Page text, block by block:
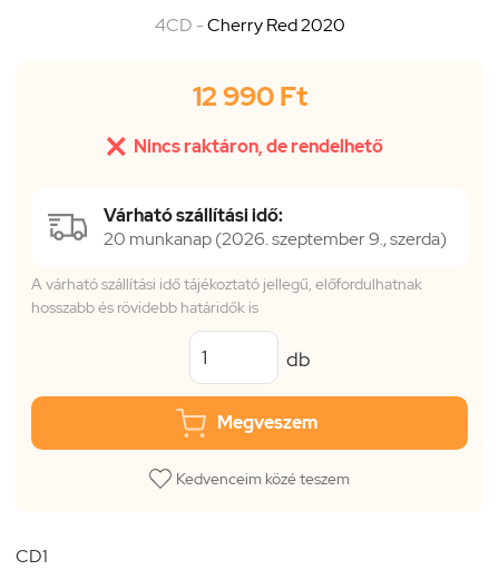
4CD -Cherry Red 2020
12 990 Ft
 Nincs raktáron, de rendelhető
Várható szállítási idő:
20 munkanap (2026. szeptember 9., szerda)
A várható szállítási idő tájékoztató jellegű, előfordulhatnak
hosszabb és rövidebb határidők is
db
Megveszem
Kedvenceim közé teszem
CD1